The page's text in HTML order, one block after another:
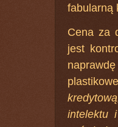
fabularną
Cena za
jest
intelektu